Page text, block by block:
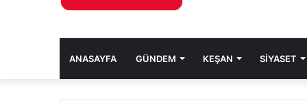
ANASAYFA GÜNDEM KEŞAN SIYASET